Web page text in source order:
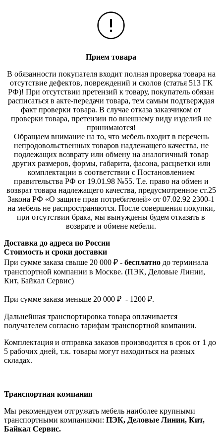
Прием товара
В обязанности покупателя входит полная проверка товара на
отсутствие дефектов, повреждений и сколов (статья 513 ГК
РФ)! При отсутствии претензий к товару, покупатель обязан
расписаться в акте-передачи товара, тем самым подтверждая
факт проверки товара. В случае отказа заказчиком от
проверки товара, претензии по внешнему виду изделий не
принимаются!
Обращаем внимание на то, что мебель входит в перечень
непродовольственных товаров надлежащего качества, не
подлежащих возврату или обмену на аналогичный товар
других размеров, формы, габарита, фасона, расцветки или
комплектации в соответствии с Постановлением
правительства РФ от 19.01.98 №55. Т.е. право на обмен и
возврат товара надлежащего качества, предусмотренное ст.25
Закона РФ «О защите прав потребителей» от 07.02.92 2300-1
на мебель не распространяются. После совершения покупки,
при отсутствии брака, мы вынуждены будем отказать в
возврате и обмене мебели.
Доставка до адреса по России
Стоимость и сроки доставки
При сумме заказа свыше 20 000 ₽ - бесплатно до терминала
транспортной компании в Москве. (ПЭК, Деловые Линии,
Кит, Байкал Сервис)
При сумме заказа меньше 20 000 ₽ - 1200 ₽.
Дальнейшая транспортировка товара оплачивается
получателем согласно тарифам транспортной компании.
Комплектация и отправка заказов производится в срок от 1 до
5 рабочих дней, т.к. товары могут находиться на разных
складах.
Транспортная компания
Мы рекомендуем отгружать мебель наиболее крупными
транспортными компаниями: ПЭК, Деловые Линии, Кит,
Байкал Сервис.